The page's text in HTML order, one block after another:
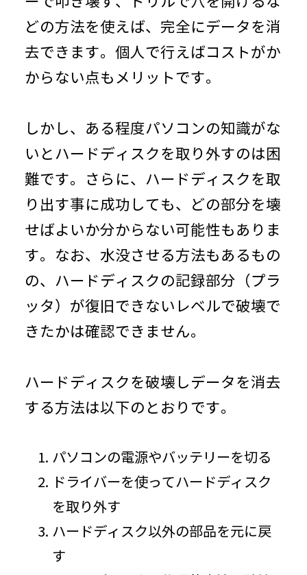
どの方法を使えば、完全にデータを消
去できます。個人で行えばコストがか
からない点もメリットです。
しかし、ある程度パソコンの知識がな
いとハードディスクを取り外すのは困
難です。さらに、ハードディスクを取
り出す事に成功しても、どの部分を壊
せばよいか分からない可能性もありま
す。なお、水没させる方法もあるもの
の、ハードディスクの記録部分（プラ
ッタ）が復旧できないレベルで破壊で
きたかは確認できません。
ハードディスクを破壊しデータを消去
する方法は以下のとおりです。
パソコンの電源やバッテリーを切る
ドライバーを使ってハードディスク
を取り外す
ハードディスク以外の部品を元に戻
す